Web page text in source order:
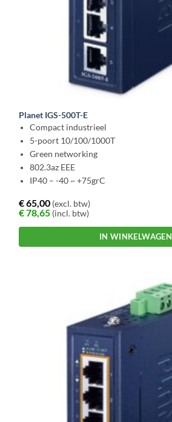
Planet IGS-500T-E
Compact industrieel
5-poort 10/100/1000T
Green networking
802.3az EEE
IP40 – -40 ~ +75grC
€65,00 (excl. btw)
€78,65 (incl. btw)
IN WINKELWAGEN